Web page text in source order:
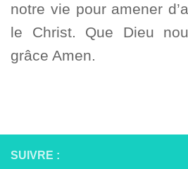
notre vie pour amener
le Christ. Que Dieu
grâce Amen.
SUIVRE :